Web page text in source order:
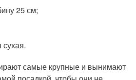
25 см;
сухая.
самые крупные и вынимают